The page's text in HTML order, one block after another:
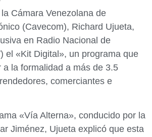
Cámara Venezolana de
(Cavecom), Richard Ujueta,
en Radio Nacional de
el «Kit Digital», un programa que
a la formalidad a más de 3.5
comerciantes e
«Vía Alterna», conducido por la
Jiménez, Ujueta explicó que esta